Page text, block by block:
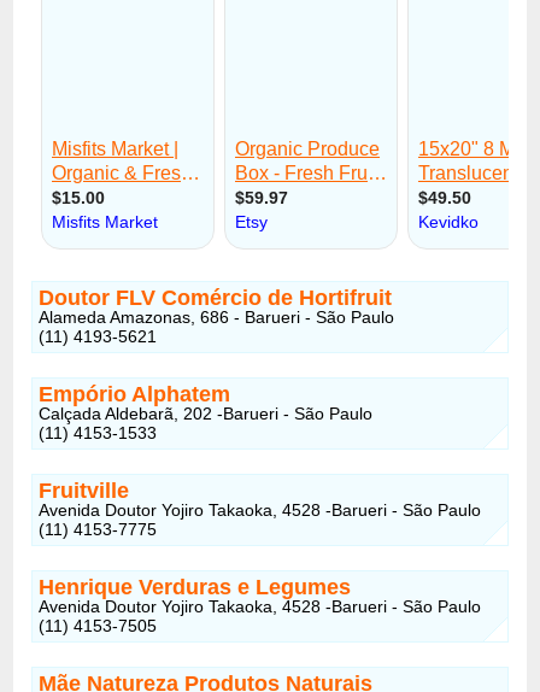
Doutor FLV Comércio de Hortifruit
Alameda Amazonas, 686 - Barueri - São Paulo
(11) 4193-5621
Empório Alphatem
Calçada Aldebarã, 202 -Barueri - São Paulo
(11) 4153-1533
Fruitville
Avenida Doutor Yojiro Takaoka, 4528 -Barueri - São Paulo
(11) 4153-7775
Henrique Verduras e Legumes
Avenida Doutor Yojiro Takaoka, 4528 -Barueri - São Paulo
(11) 4153-7505
Mãe Natureza Produtos Naturais